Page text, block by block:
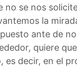
no se nos
la
ante de
quiere
decir, en el